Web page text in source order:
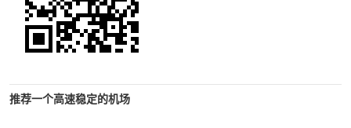
推荐一个高速稳定的机场